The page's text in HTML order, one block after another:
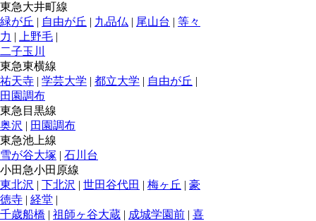
東急大井町線
緑が丘 | 自由が丘 | 九品仏 | 尾山台 | 等々
力 | 上野毛 |
二子玉川
東急東横線
祐天寺 | 学芸大学 | 都立大学 | 自由が丘 |
田園調布
東急目黒線
奥沢 | 田園調布
東急池上線
雪が谷大塚 | 石川台
小田急小田原線
東北沢 | 下北沢 | 世田谷代田 | 梅ヶ丘 | 豪
徳寺 | 経堂 |
千歳船橋 | 祖師ヶ谷大蔵 | 成城学園前 | 喜